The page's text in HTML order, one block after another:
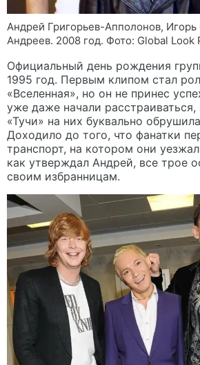
Андрей Григорьев-Апполонов,
Андреев. 2008 год. Фото: Global Look
Официальный день рождения
1995 год. Первым клипом стал
«Вселенная», но он не принес
уже даже начали
«Тучи» на них буквально
Доходило до того, что фанатки
транспорт, на котором они
как утверждал Андрей, все трое
своим избранницам.